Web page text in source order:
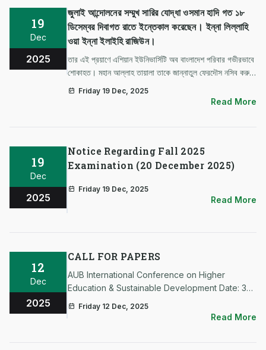
19
Dec
2025
জুলাই আন্দোলনের সম্মুখ সারির যোদ্ধা ওসমান হাদি গত ১৮
ডিসেম্বর দিবাগত রাতে ইন্তেকাল করেছেন। ইন্না লিল্লাহি
ওয়া ইন্না ইলাইহি রাজিউন।
তার এই প্রয়াণে এশিয়ান ইউনিভার্সিটি অব বাংলাদেশ পরিবার গভীরভাবে
শোকাহত। মহান আল্লাহ তায়ালা তাকে জান্নাতুল ফেরদৌস নসিব করুন
এবং শোকসন্তপ্ত পরিবারের প্রতি গভীর সমবেদনা জ্ঞাপন করছি।
Friday 19 Dec, 2025
Read More
19
Dec
2025
Notice Regarding Fall 2025
Examination (20 December 2025)
Friday 19 Dec, 2025
Read More
12
Dec
2025
CALL FOR PAPERS
AUB International Conference on Higher
Education & Sustainable Development Date: 30–
31 January 2026 | Place: Asian University of
Bangladesh AUB invites students, researchers,
Friday 12 Dec, 2025
Read More